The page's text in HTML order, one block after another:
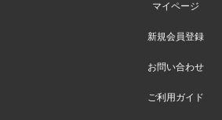
マイページ
新規会員登録
お問い合わせ
ご利用ガイド